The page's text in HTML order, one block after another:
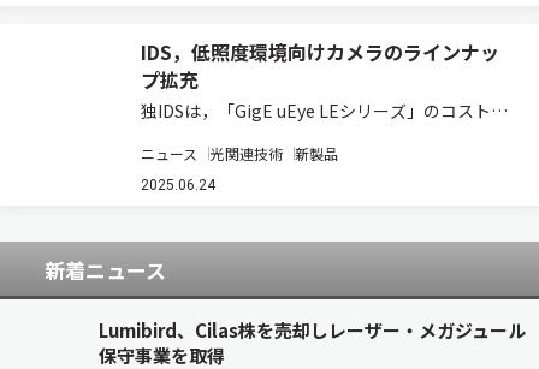
IDS，低照度環境向けカメラのラインナッ
プ拡充
独IDSは，「GigE uEye LEシリーズ」のコスト効
に，最先端の「Sony Starvis 2センサー」を搭載
した新製品を追加すると発表した（ニュースリリ
ニュース 光関連技術 新製品
2025.06.24
新着ニュース
Lumibird、Cilas株を売却しレーザー・メガジュール
保守事業を取得